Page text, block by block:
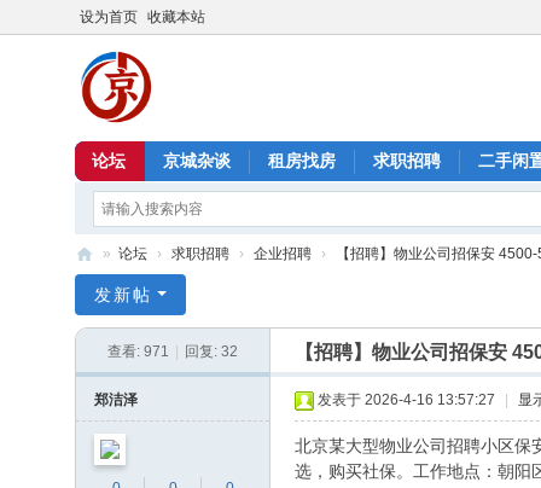
设为首页 收藏本站
论坛 京城杂谈 租房找房 求职招聘 二手闲
京
» 论坛 › 求职招聘 › 企业招聘 › 【招聘】物业公司招保安
发新帖
查看: 971 回复: 32 【招聘】物业公司招保安
郑洁泽 发表于 2026-4-16 13:57:27 显
北京某大型物业公司招聘小区保
选，购买社保。工作地点：朝阳